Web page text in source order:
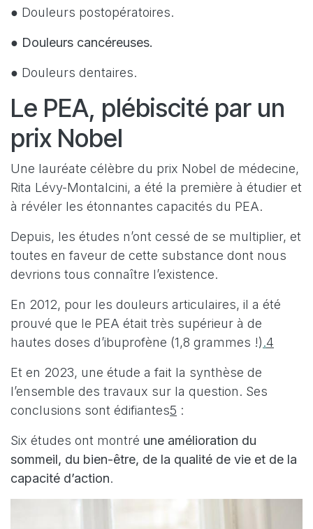
● Douleurs postopératoires.
● Douleurs cancéreuses.
● Douleurs dentaires.
Le PEA, plébiscité par un
prix Nobel
Une lauréate célèbre du prix Nobel de médecine,
Rita Lévy-Montalcini, a été la première à étudier et
à révéler les étonnantes capacités du PEA.
Depuis, les études n’ont cessé de se multiplier, et
toutes en faveur de cette substance dont nous
devrions tous connaître l’existence.
En 2012, pour les douleurs articulaires, il a été
prouvé que le PEA était très supérieur à de
hautes doses d’ibuprofène (1,8 grammes !).4
Et en 2023, une étude a fait la synthèse de
l’ensemble des travaux sur la question. Ses
conclusions sont édifiantes5 :
Six études ont montré une amélioration du
sommeil, du bien-être, de la qualité de vie et de la
capacité d’action.